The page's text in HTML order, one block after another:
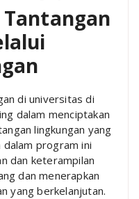
di universitas di
dalam menciptakan
lingkungan yang
dalam program ini
dan keterampilan
dan menerapkan
yang berkelanjutan.